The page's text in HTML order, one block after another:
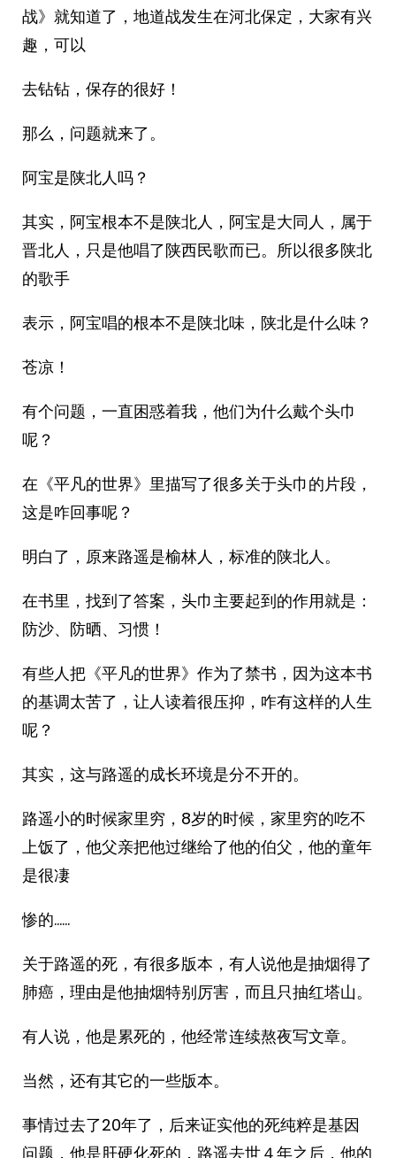
战》就知道了，地道战发生在河北保定，大家有兴
趣，可以
去钻钻，保存的很好！
那么，问题就来了。
阿宝是陕北人吗？
其实，阿宝根本不是陕北人，阿宝是大同人，属于
晋北人，只是他唱了陕西民歌而已。所以很多陕北
的歌手
表示，阿宝唱的根本不是陕北味，陕北是什么味？
苍凉！
有个问题，一直困惑着我，他们为什么戴个头巾
呢？
在《平凡的世界》里描写了很多关于头巾的片段，
这是咋回事呢？
明白了，原来路遥是榆林人，标准的陕北人。
在书里，找到了答案，头巾主要起到的作用就是：
防沙、防晒、习惯！
有些人把《平凡的世界》作为了禁书，因为这本书
的基调太苦了，让人读着很压抑，咋有这样的人生
呢？
其实，这与路遥的成长环境是分不开的。
路遥小的时候家里穷，8岁的时候，家里穷的吃不
上饭了，他父亲把他过继给了他的伯父，他的童年
是很凄
惨的……
关于路遥的死，有很多版本，有人说他是抽烟得了
肺癌，理由是他抽烟特别厉害，而且只抽红塔山。
有人说，他是累死的，他经常连续熬夜写文章。
当然，还有其它的一些版本。
事情过去了20年了，后来证实他的死纯粹是基因
问题，他是肝硬化死的，路遥去世４年之后，他的